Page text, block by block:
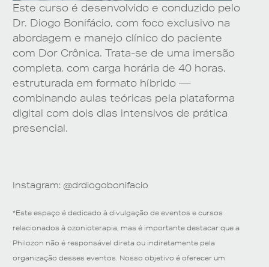
Este curso é desenvolvido e conduzido pelo
Dr. Diogo Bonifácio, com foco exclusivo na
abordagem e manejo clínico do paciente
com Dor Crônica. Trata-se de uma imersão
completa, com carga horária de 40 horas,
estruturada em formato híbrido —
combinando aulas teóricas pela plataforma
digital com dois dias intensivos de prática
presencial.
Instagram: @drdiogobonifacio
*Este espaço é dedicado à divulgação de eventos e cursos
relacionados à ozonioterapia, mas é importante destacar que a
Philozon não é responsável direta ou indiretamente pela
organização desses eventos. Nosso objetivo é oferecer um